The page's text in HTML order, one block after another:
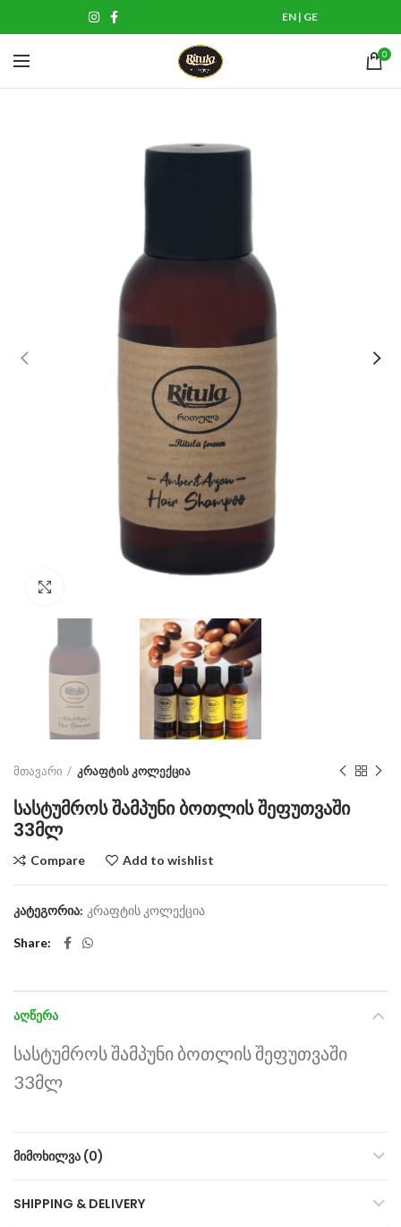
EN| GE
0
მთავარი კრაფტის კოლექცია
სასტუმროს შამპუნი ბოთლის შეფუთვაში
33მლ
Compare Add to wishlist
კატეგორია: კრაფტის კოლექცია
Share
ᲐᲦᲬᲔᲠᲐ
სასტუმროს შამპუნი ბოთლის შეფუთვაში
33მლ
ᲛᲘᲛᲝᲮᲘᲚᲕᲐ (0)
SHIPPING & DELIVERY